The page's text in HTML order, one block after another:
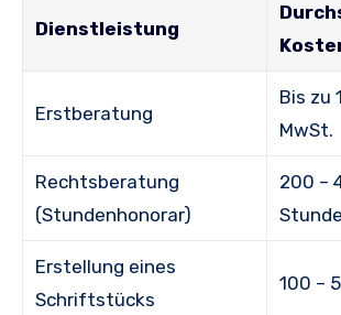
Dienstleistung
Erstberatung
Bis zu
MwSt.
Rechtsberatung
(Stundenhonorar)
200 –
Stunde
Erstellung eines
Schriftstücks
100 –